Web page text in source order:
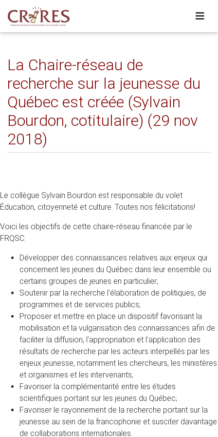
La Chaire-réseau de
recherche sur la jeunesse du
Québec est créée (Sylvain
Bourdon, cotitulaire) (29 nov
2018)
Le collègue Sylvain Bourdon est responsable du volet
Éducation, citoyenneté et culture. Toutes nos félicitations!
Voici les objectifs de cette chaire-réseau financée par le
FRQSC:
Développer des connaissances relatives aux enjeux qui
concernent les jeunes du Québec dans leur ensemble ou
certains groupes de jeunes en particulier;
Soutenir par la recherche l'élaboration de politiques, de
programmes et de services publics;
Proposer et mettre en place un dispositif favorisant la
mobilisation et la vulgarisation des connaissances afin de
faciliter la diffusion, l'appropriation et l'application des
résultats de recherche par les acteurs interpellés par les
enjeux jeunesse, notamment les chercheurs, les ministères
et organismes et les intervenants;
Favoriser la complémentarité entre les études
scientifiques portant sur les jeunes du Québec;
Favoriser le rayonnement de la recherche portant sur la
jeunesse au sein de la francophonie et susciter davantage
de collaborations internationales.